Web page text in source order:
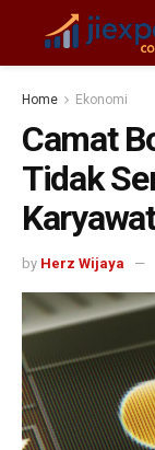
Home Ekonomi
Camat
Tidak
by Herz Wijaya